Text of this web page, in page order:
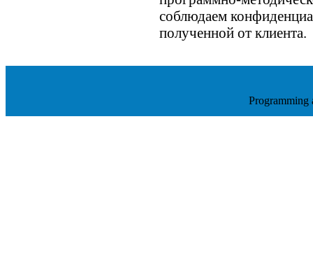
соблюдаем
полученной от клиента.
Programming